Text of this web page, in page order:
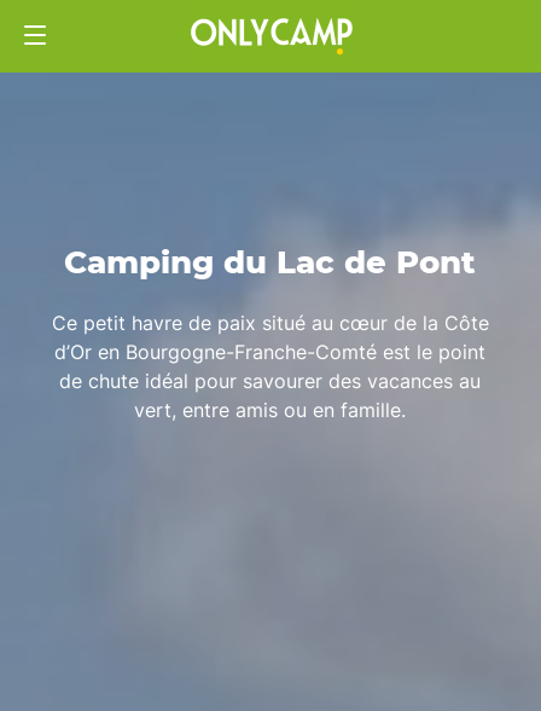
Camping du Lac de Pont
Ce petit havre de paix situé au cœur de la Côte
d’Or en Bourgogne-Franche-Comté est le point
de chute idéal pour savourer des vacances au
vert, entre amis ou en famille.